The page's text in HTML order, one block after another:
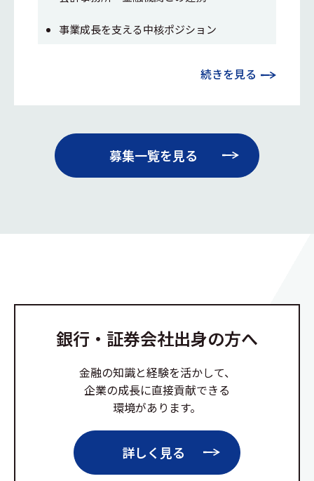
事業成長を支える中核ポジション
続きを見る
募集一覧を見る
銀行・証券会社出身の方へ
金融の知識と経験を活かして、
企業の成長に直接貢献できる
環境があります。
詳しく見る